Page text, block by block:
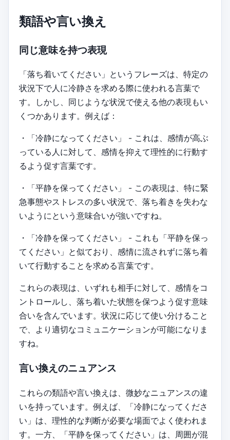
類語や言い換え
同じ意味を持つ表現
「落ち着いてください」というフレーズは、特定の
状況下で人に冷静さを求める際に使われる言葉で
す。しかし、同じような状況で使える他の表現もい
くつかあります。例えば：
・「冷静になってください」 - これは、感情が高ぶ
っている人に対して、感情を抑えて理性的に行動す
るよう促す言葉です。
・「平静を保ってください」 - この表現は、特に緊
急事態やストレスの多い状況で、落ち着きを失わな
いようにという意味合いが強いですね。
・「冷静を保ってください」 - これも「平静を保っ
てください」と似ており、感情に流されずに落ち着
いて行動することを求める言葉です。
これらの表現は、いずれも相手に対して、感情をコ
ントロールし、落ち着いた状態を保つよう促す意味
合いを含んでいます。状況に応じて使い分けること
で、より適切なコミュニケーションが可能になりま
すね。
言い換えのニュアンス
これらの類語や言い換えは、微妙なニュアンスの違
いを持っています。例えば、「冷静になってくださ
い」は、理性的な判断が必要な場面でよく使われま
す。一方、「平静を保ってください」は、周囲が混